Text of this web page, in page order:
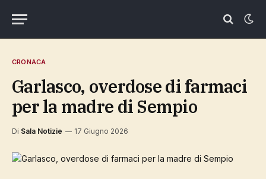
CRONACA
Garlasco, overdose di farmaci
per la madre di Sempio
Di Sala Notizie 17 Giugno 2026